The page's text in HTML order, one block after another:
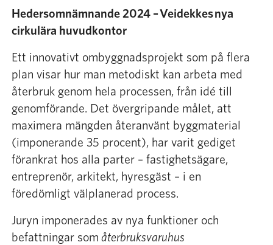
Hedersomnämnande 2024 – Veidekkes nya
cirkulära huvudkontor
Ett innovativt ombyggnadsprojekt som på flera
plan visar hur man metodiskt kan arbeta med
återbruk genom hela processen, från idé till
genomförande. Det övergripande målet, att
maximera mängden återanvänt byggmaterial
(imponerande 35 procent), har varit gediget
förankrat hos alla parter – fastighetsägare,
entreprenör, arkitekt, hyresgäst – i en
föredömligt välplanerad process.
Juryn imponerades av nya funktioner och
befattningar som återbruksvaruhus